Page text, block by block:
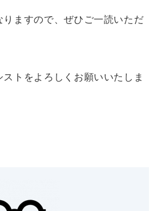
りますので、ぜひご一読いただ
トをよろしくお願いいたしま